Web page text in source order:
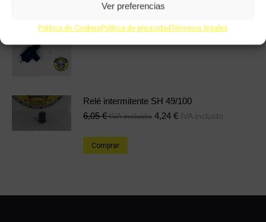
Ver preferencias
Política de CookiesPolítica de privacidadTérminos legales
Comprar
Relé intermitente SH 49/100
6,05€ IVA incluido 4,24 € IVA incluido
Comprar